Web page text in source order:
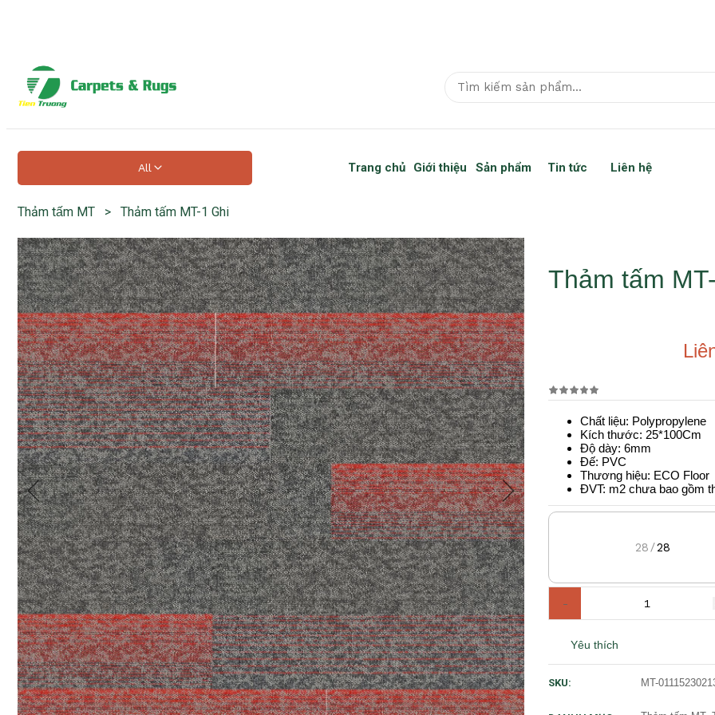
All Trang chủ Giới thiệu Sản phẩm Tin tức Liên hệ
Thảm tấm
Chất liệu: Polypropylene
Kích thước: 25*100Cm
Độ dày: 6mm
Đế: PVC
Thương hiệu: ECO Floor
ĐVT: m2 chưa bao gồm
-
Yêu thích
SKU: MT-
28 28
/
Thảm tấm MT > Thảm tấm MT-1 Ghi